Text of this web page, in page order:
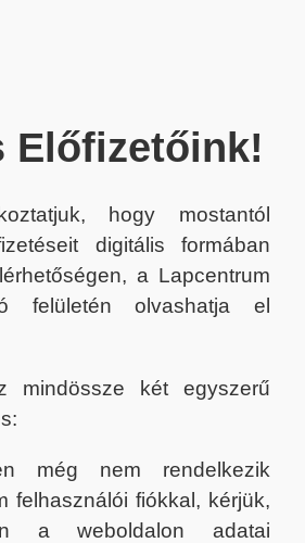
Előfizetőink!
hogy mostantól
digitális formában
a Lapcentrum
felületén olvashatja el
mindössze két egyszerű
még nem rendelkezik
felhasználói fiókkal, kérjük,
a weboldalon adatai